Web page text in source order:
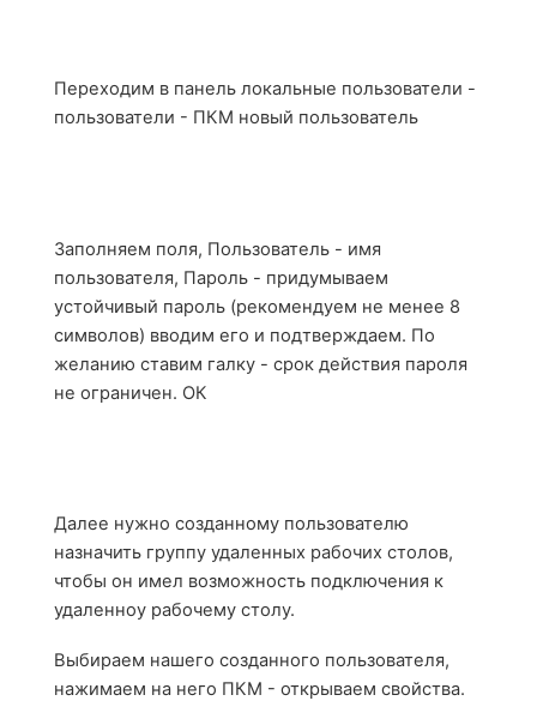
Переходим в панель локальные пользователи -
пользователи - ПКМ новый пользователь
Заполняем поля, Пользователь - имя
пользователя, Пароль - придумываем
устойчивый пароль (рекомендуем не менее 8
символов) вводим его и подтверждаем. По
желанию ставим галку - срок действия пароля
не ограничен. ОК
Далее нужно созданному пользователю
назначить группу удаленных рабочих столов,
чтобы он имел возможность подключения к
удаленноу рабочему столу.
Выбираем нашего созданного пользователя,
нажимаем на него ПКМ - открываем свойства.